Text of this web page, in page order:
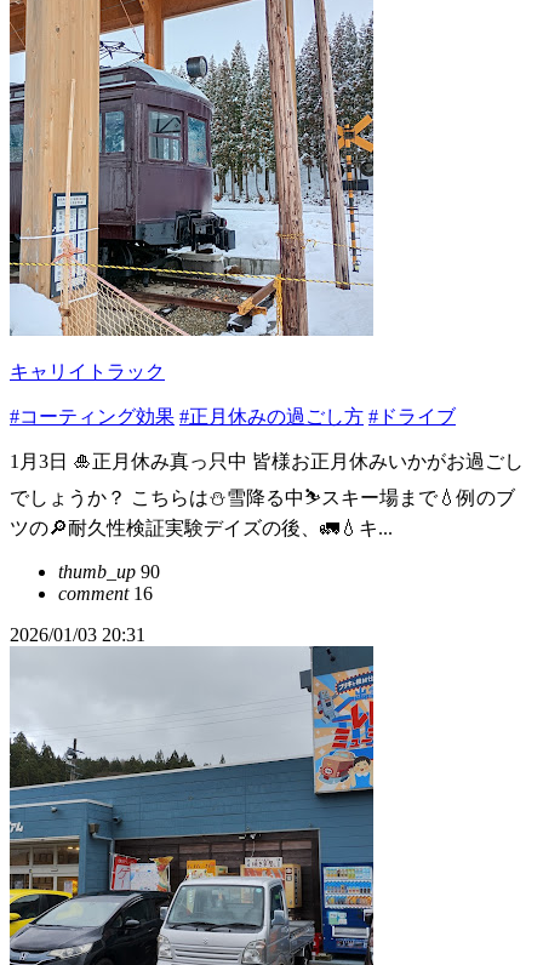
キャリイトラック
#コーティング効果 #正月休みの過ごし方 #ドライブ
1月3日 🎍正月休み真っ只中 皆様お正月休みいかがお過ごし
でしょうか？ こちらは⛄️雪降る中⛷️スキー場まで💧例のブ
ツの🔎耐久性検証実験デイズの後、🚛💧キ...
thumb_up 90
comment16
2026/01/03 20:31